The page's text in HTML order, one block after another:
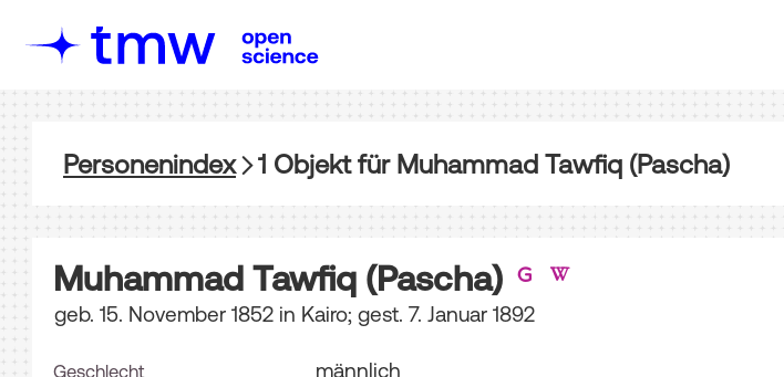
Personenindex 1 Objektfür Muhammad Tawfiq (Pascha)
Muhammad Tawfiq (Pascha)
geb. 15. November 1852 in Kairo; gest. 7. Januar 1892
Geschlecht männlich